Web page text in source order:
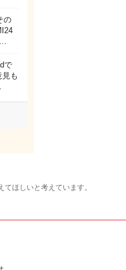
の
…
で
も
ほしいと考えています。